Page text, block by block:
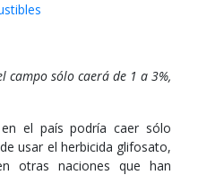
campo sólo caerá de 1 a 3%,
el país podría caer sólo
usar el herbicida glifosato,
otras naciones que han